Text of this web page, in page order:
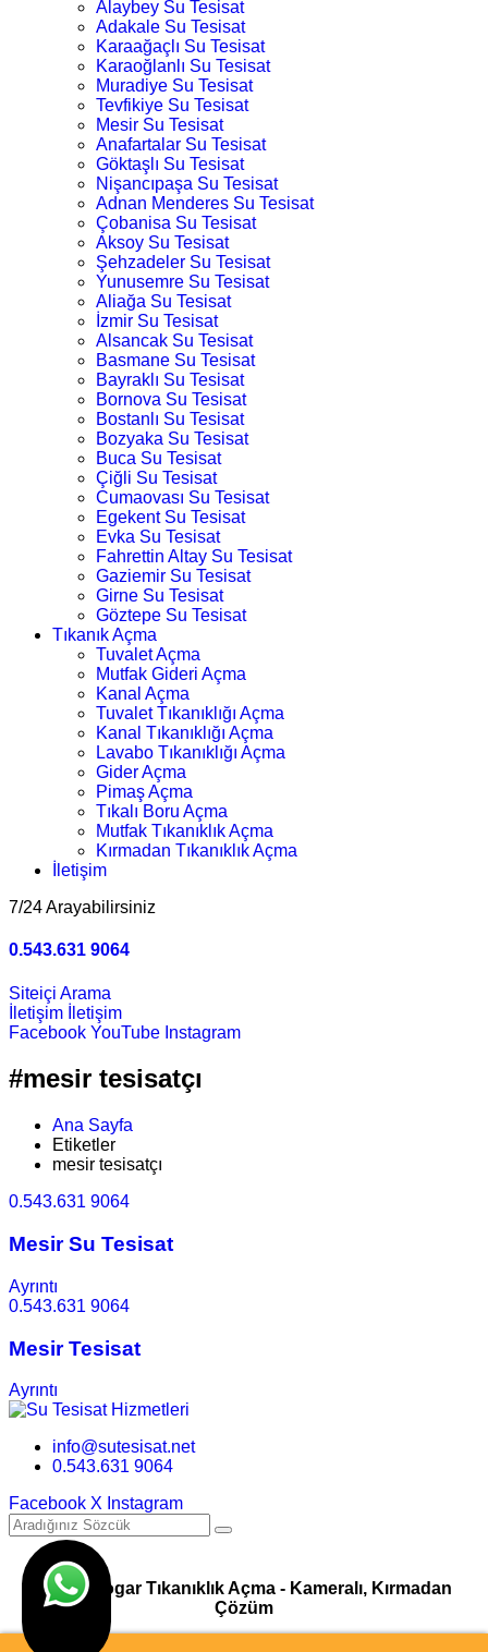
Alaybey Su Tesisat
Adakale Su Tesisat
Karaağaçlı Su Tesisat
Karaoğlanlı Su Tesisat
Muradiye Su Tesisat
Tevfikiye Su Tesisat
Mesir Su Tesisat
Anafartalar Su Tesisat
Göktaşlı Su Tesisat
Nişancıpaşa Su Tesisat
Adnan Menderes Su Tesisat
Çobanisa Su Tesisat
Aksoy Su Tesisat
Şehzadeler Su Tesisat
Yunusemre Su Tesisat
Aliağa Su Tesisat
İzmir Su Tesisat
Alsancak Su Tesisat
Basmane Su Tesisat
Bayraklı Su Tesisat
Bornova Su Tesisat
Bostanlı Su Tesisat
Bozyaka Su Tesisat
Buca Su Tesisat
Çiğli Su Tesisat
Cumaovası Su Tesisat
Egekent Su Tesisat
Evka Su Tesisat
Fahrettin Altay Su Tesisat
Gaziemir Su Tesisat
Girne Su Tesisat
Göztepe Su Tesisat
Tıkanık Açma
Tuvalet Açma
Mutfak Gideri Açma
Kanal Açma
Tuvalet Tıkanıklığı Açma
Kanal Tıkanıklığı Açma
Lavabo Tıkanıklığı Açma
Gider Açma
Pimaş Açma
Tıkalı Boru Açma
Mutfak Tıkanıklık Açma
Kırmadan Tıkanıklık Açma
İletişim
7/24 Arayabilirsiniz
0.543.631 9064
Siteiçi Arama
İletişim
İletişim
Facebook YouTube Instagram
#mesir tesisatçı
Ana Sayfa
Etiketler
mesir tesisatçı
0.543.631 9064
Mesir Su Tesisat
Ayrıntı
0.543.631 9064
Mesir Tesisat
Ayrıntı
info@sutesisat.net
0.543.631 9064
Facebook X Instagram
Pimaş Logar Tıkanıklık Açma - Kameralı, Kırmadan
Çözüm